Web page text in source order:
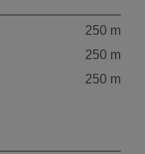
250 m
250 m
250 m